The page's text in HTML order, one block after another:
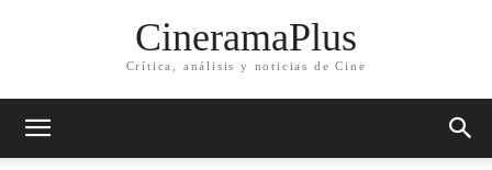
CineramaPlus
Crítica, análisis y noticias de Cine